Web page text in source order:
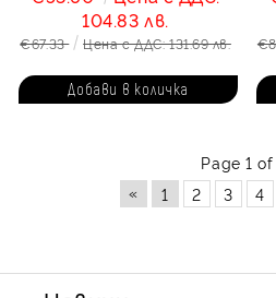
104.83 лв.
€67.33 Цена с ДДС: 131.69 лв.
Page 1
«
1 2 3 4